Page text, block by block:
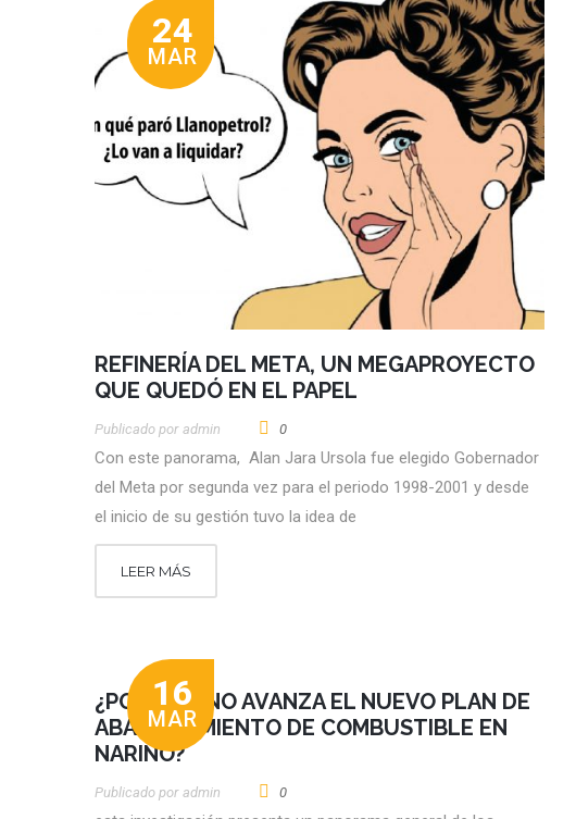
24
MAR
REFINERÍA DEL META, UN MEGAPROYECTO
QUE QUEDÓ EN EL PAPEL
Publicado por Admin 0
Con este panorama, Alan Jara Ursola fue elegido Gobernador
del Meta por segunda vez para el periodo 1998-2001 y desde
el inicio de su gestión tuvo la idea de
LEER MÁS
16
MAR
¿POR QUÉ NO AVANZA EL NUEVO PLAN DE
ABASTECIMIENTO DE COMBUSTIBLE EN
NARIÑO?
Publicado por Admin 0